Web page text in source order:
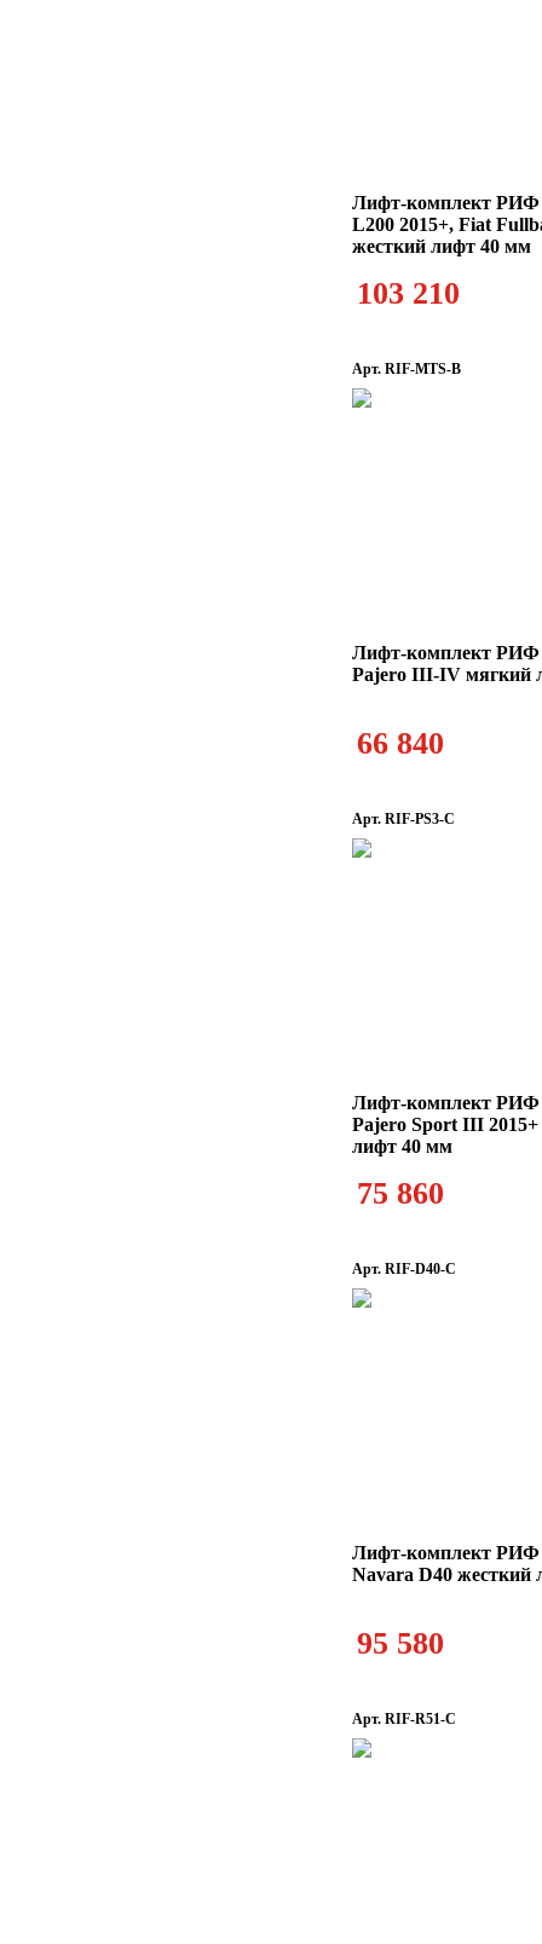
Лифт-комплект РИФ
L200 2015+, Fiat
жесткий лифт 40 мм
103 210
Арт. RIF-MTS-B
Лифт-комплект РИФ
Pajero III-IV мягкий
66 840
Арт. RIF-PS3-C
Лифт-комплект РИФ
Pajero Sport III
лифт 40 мм
75 860
Арт. RIF-D40-C
Лифт-комплект РИФ
Navara D40 жесткий
95 580
Арт. RIF-R51-C